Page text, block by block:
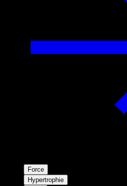
Force
Hypertrophie